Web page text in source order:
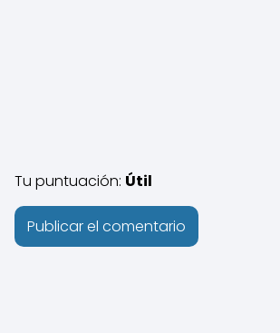
Tu puntuación: Útil